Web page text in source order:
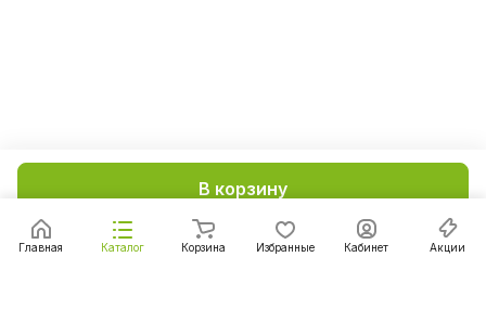
В корзину
Главная Каталог Корзина Избранные Кабинет Акции